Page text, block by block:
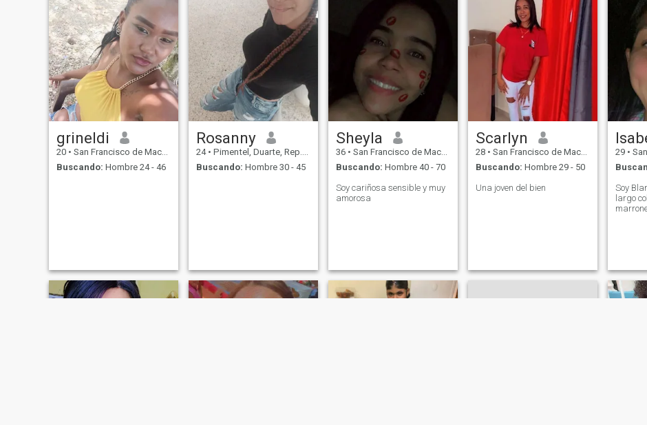
grineldi
20 • San Francisco de Macorís, Duarte, Rep. Dominicana
Buscando: Hombre 24 - 46
Rosanny
24 • Pimentel, Duarte, Rep. Dominicana
Buscando: Hombre 30 - 45
Sheyla
36 • San Francisco de Macorís, Duarte, Rep. Dominicana
Buscando: Hombre 40 - 70
Soy cariñosa sensible y muy
amorosa
Scarlyn
28 • San Francisco de Macorís, Duarte, Rep. Dominicana
Buscando: Hombre 29 - 50
Una joven del bien
29 • San
Soy
largo